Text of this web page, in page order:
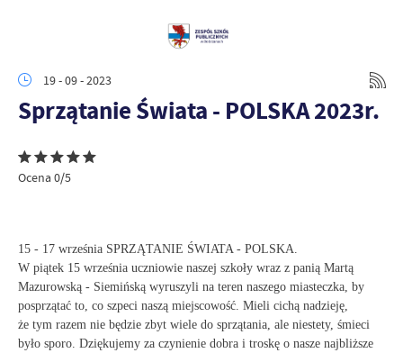
19 - 09 - 2023
Sprzątanie Świata - POLSKA 2023r.
Ocena 0/5
15 - 17 września SPRZĄTANIE ŚWIATA - POLSKA.
W piątek 15 września uczniowie naszej szkoły wraz z panią Martą
Mazurowską - Siemińską wyruszyli na teren naszego miasteczka, by
posprzątać to, co szpeci naszą miejscowość. Mieli cichą nadzieję,
że tym razem nie będzie zbyt wiele do sprzątania, ale niestety, śmieci
było sporo. Dziękujemy za czynienie dobra i troskę o nasze najbliższe